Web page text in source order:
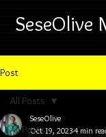
SeseOlive
Post
All Posts
All Posts
SeseOlive
Oct 19, 20234 min